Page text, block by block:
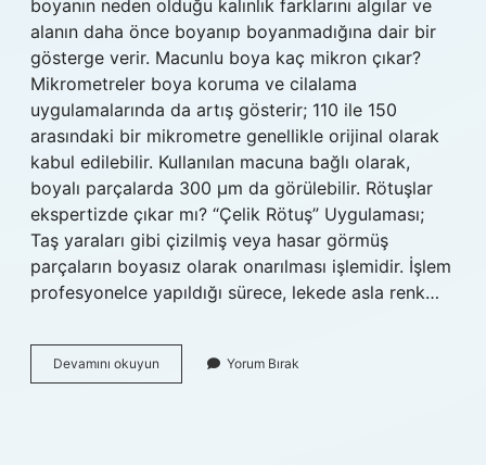
boyanın neden olduğu kalınlık farklarını algılar ve
alanın daha önce boyanıp boyanmadığına dair bir
gösterge verir. Macunlu boya kaç mikron çıkar?
Mikrometreler boya koruma ve cilalama
uygulamalarında da artış gösterir; 110 ile 150
arasındaki bir mikrometre genellikle orijinal olarak
kabul edilebilir. Kullanılan macuna bağlı olarak,
boyalı parçalarda 300 µm da görülebilir. Rötuşlar
ekspertizde çıkar mı? “Çelik Rötuş” Uygulaması;
Taş yaraları gibi çizilmiş veya hasar görmüş
parçaların boyasız olarak onarılması işlemidir. İşlem
profesyonelce yapıldığı sürece, lekede asla renk…
Devamını okuyun
Ekspertizde
Yorum Bırak